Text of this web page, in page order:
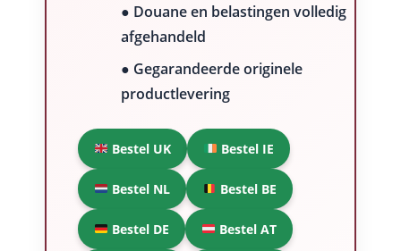
● Douane en belastingen volledig
afgehandeld
● Gegarandeerde originele
productlevering
Bestel UK Bestel IE
Bestel NL Bestel BE
Bestel DE Bestel AT